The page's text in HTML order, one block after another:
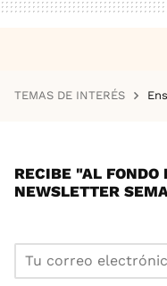
TEMAS DE INTERÉS
RECIBE "AL FONDO
NEWSLETTER